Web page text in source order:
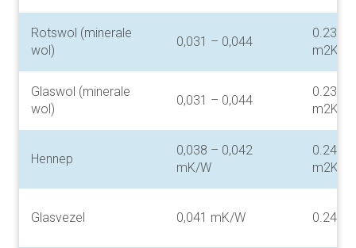
Rotswol (minerale
wol)
0,031 – 0,044
0.23 –
m2K/W
Glaswol (minerale
wol)
0,031 – 0,044
0.23 –
m2K/W
Hennep
0,038 – 0,042
mK/W
0.24 –
m2K/W
Glasvezel 0,041 mK/W 0.24